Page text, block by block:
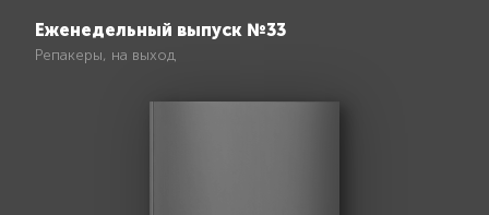
Еженедельный выпуск №33
Репакеры, на выход